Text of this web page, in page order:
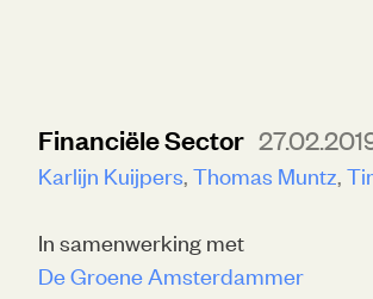
Financiële Sector
Karlijn Kuijpers Thomas Muntz
In samenwerking met
De Groene Amsterdammer